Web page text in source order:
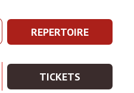
Prawe
Top
Menu
REPERTOIRE
REPERTOIRE
WIĘCEJ
INFORMACJI
TICKETS
TICKETS